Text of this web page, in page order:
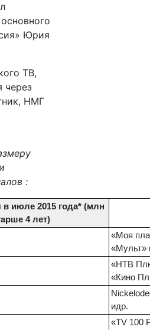
Юрия
ТВ,
через
НМГ
:
в июле 2015 года* (млн
4 лет)
«Моя
«Мульт»
«НТВ
«Кино
идр.
«TV 100